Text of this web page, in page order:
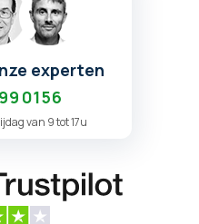
experten
01 56
van 9 tot 17u